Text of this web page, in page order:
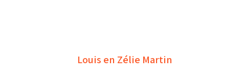
Louis en Zélie Martin